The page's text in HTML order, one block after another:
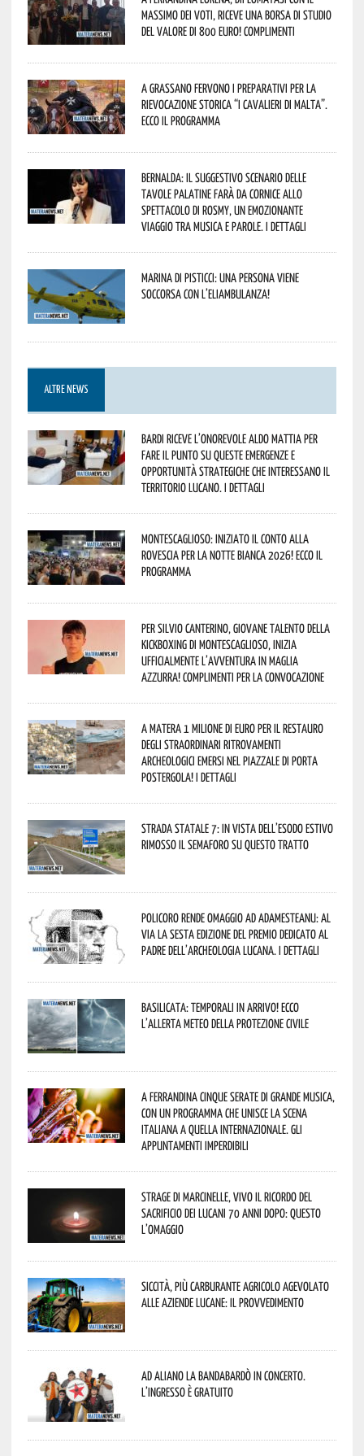
massimo dei voti, riceve una borsa di studio
del valore di 800 euro! Complimenti
A Grassano fervono i preparativi per la
Rievocazione Storica “I CAVALIERI DI MALTA”.
Ecco il programma
Bernalda: il suggestivo scenario delle
Tavole Palatine farà da cornice allo
spettacolo di Rosmy, un emozionante
viaggio tra musica e parole. I dettagli
Marina di Pisticci: una persona viene
soccorsa con l’eliambulanza!
ALTRE NEWS
Bardi riceve l’onorevole Aldo Mattia per
fare il punto su queste emergenze e
opportunità strategiche che interessano il
territorio lucano. I dettagli
Montescaglioso: iniziato il conto alla
rovescia per la Notte Bianca 2026! Ecco il
programma
Per Silvio Canterino, giovane talento della
kickboxing di Montescaglioso, inizia
ufficialmente l’avventura in maglia
azzurra! Complimenti per la convocazione
A Matera 1 milione di euro per il restauro
degli straordinari ritrovamenti
archeologici emersi nel piazzale di Porta
Postergola! I dettagli
Strada statale 7: in vista dell’esodo estivo
rimosso il semaforo su questo tratto
Policoro rende omaggio ad Adamesteanu: al
via la sesta edizione del Premio dedicato al
padre dell’archeologia lucana. I dettagli
Basilicata: temporali in arrivo! Ecco
l’allerta meteo della Protezione civile
A Ferrandina cinque serate di grande musica,
con un programma che unisce la scena
italiana a quella internazionale. Gli
appuntamenti imperdibili
Strage di Marcinelle, vivo il ricordo del
sacrificio dei lucani 70 anni dopo: questo
l’omaggio
Siccità, più carburante agricolo agevolato
alle aziende lucane: il provvedimento
Ad Aliano la Bandabardò in concerto.
L’ingresso è gratuito